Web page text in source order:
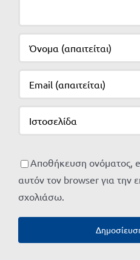
Αποθήκευση ονόματος,
αυτόν τον browser για την
σχολιάσω.